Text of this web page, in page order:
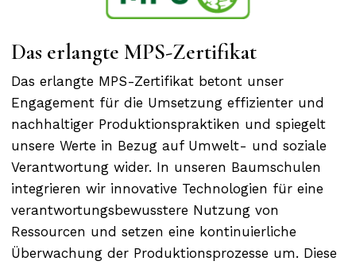
Das erlangte MPS-Zertifikat
Das erlangte MPS-Zertifikat betont unser
Engagement für die Umsetzung effizienter und
nachhaltiger Produktionspraktiken und spiegelt
unsere Werte in Bezug auf Umwelt- und soziale
Verantwortung wider. In unseren Baumschulen
integrieren wir innovative Technologien für eine
verantwortungsbewusstere Nutzung von
Ressourcen und setzen eine kontinuierliche
Überwachung der Produktionsprozesse um. Diese